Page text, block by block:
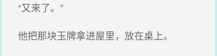
“又来了。”
他把那块玉牌拿进屋里，放在桌上。